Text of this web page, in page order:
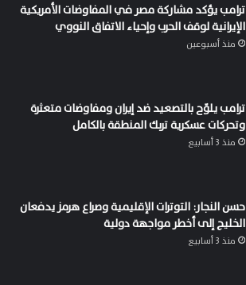
ترامب يؤكد مشاركة مصر في المفاوضات الأمريكية
الإيرانية لوقف الحرب وإحياء الاتفاق النووي
منذ أسبوعين
ترامب يلوّح بالتصعيد ضد إيران ومفاوضات متعثرة
وتحركات عسكرية تربك المنطقة بالكامل
منذ 3 أسابيع
حسن النجار: التوترات الإقليمية وصراع هرمز يدفعان
الخليج إلى أخطر مواجهة دولية
منذ 3 أسابيع